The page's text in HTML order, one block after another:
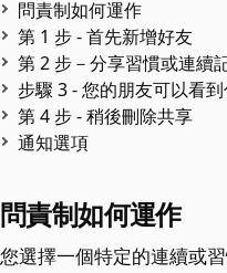
問責制如何運作
第 1 步 - 首先新增好友
第 2 步－分享習慣或連續
步驟 3 - 您的朋友可以看
第 4 步 - 稍後刪除共享
通知選項
問責制如何運作
您選擇一個特定的連續或